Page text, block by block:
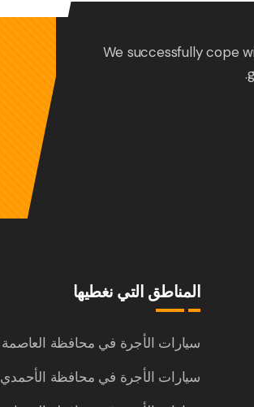
We successfully cope
المناطق التي نغطيها
سيارات الأجرة في محافظة العاصمة
سيارات الأجرة في محافظة الأحمدي